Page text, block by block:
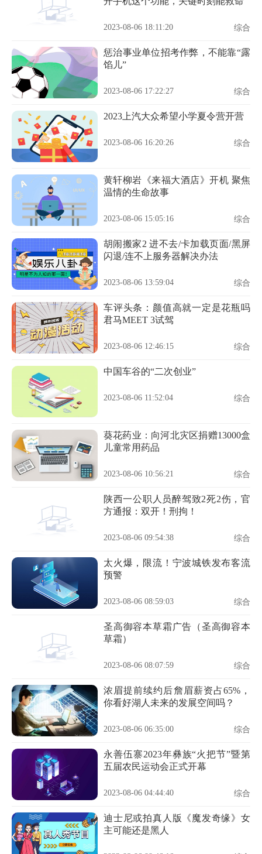
2023-08-06 18:11:20 综合
惩治事业单位招考作弊，不能靠“露
馅儿”
2023-08-06 17:22:27 综合
2023上汽大众希望小学夏令营开营
2023-08-06 16:20:26 综合
黄轩柳岩《来福大酒店》开机 聚焦
温情的生命故事
2023-08-06 15:05:16 综合
胡闹搬家2 进不去/卡加载页面/黑屏
闪退/连不上服务器解决办法
2023-08-06 13:59:04 综合
车评头条：颜值高就一定是花瓶吗
君马MEET 3试驾
2023-08-06 12:46:15 综合
中国车谷的“二次创业”
2023-08-06 11:52:04 综合
葵花药业：向河北灾区捐赠13000盒
儿童常用药品
2023-08-06 10:56:21 综合
陕西一公职人员醉驾致2死2伤，官
方通报：双开！刑拘！
2023-08-06 09:54:38 综合
太火爆，限流！宁波城铁发布客流
预警
2023-08-06 08:59:03 综合
圣高御容本草霜广告（圣高御容本
草霜）
2023-08-06 08:07:59 综合
浓眉提前续约后詹眉薪资占65%，
你看好湖人未来的发展空间吗？
2023-08-06 06:35:00 综合
永善伍寨2023年彝族“火把节”暨第
五届农民运动会正式开幕
2023-08-06 04:44:40 综合
迪士尼或拍真人版《魔发奇缘》女
主可能还是黑人